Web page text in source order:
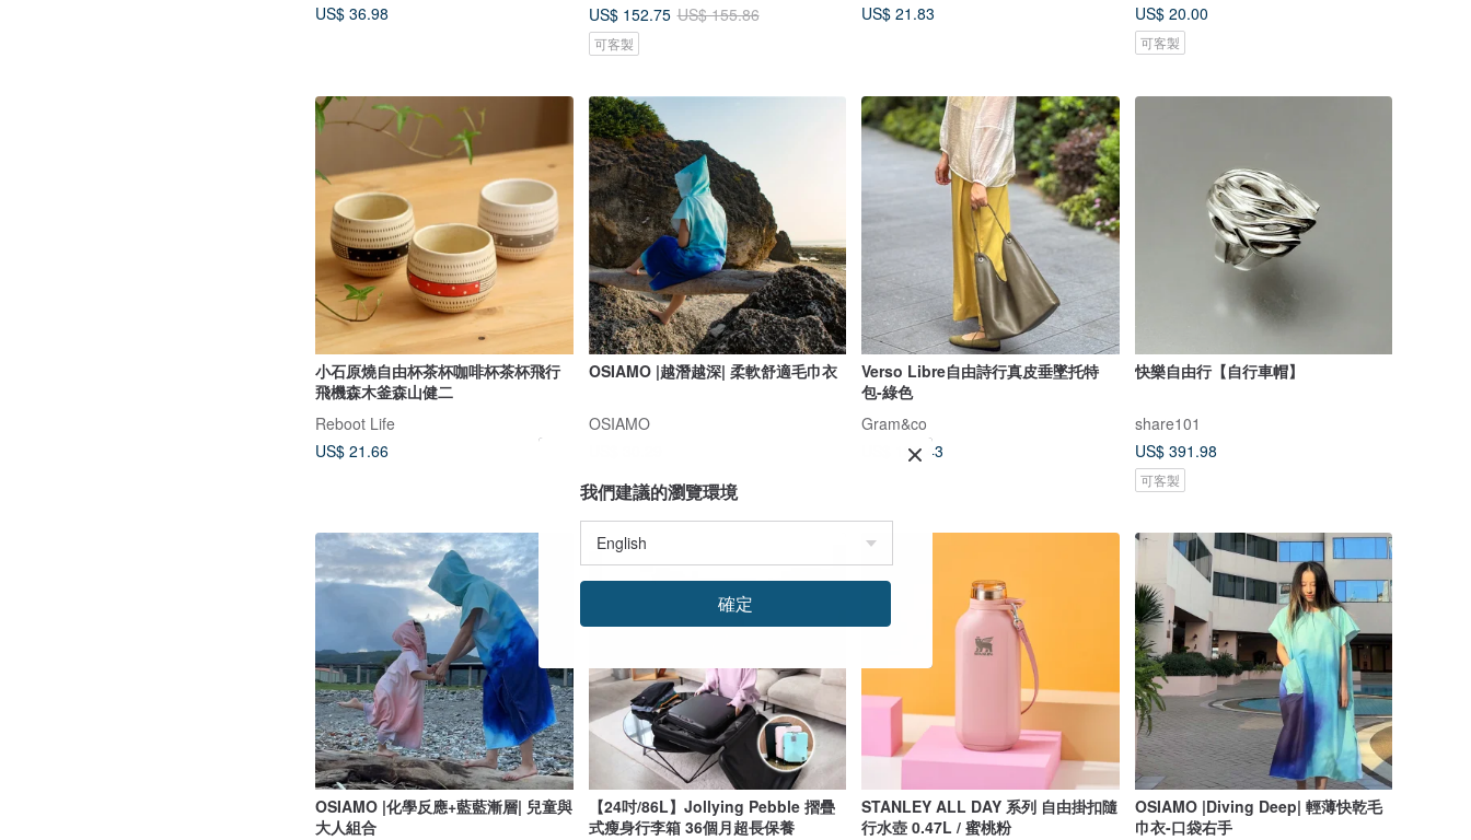
US$ 36.98
US$ 152.75 US$ 155.86
可客製
US$ 21.83
US$ 20.00
可客製
小石原燒自由杯茶杯咖啡杯茶杯飛行
飛機森木釜森山健二
Reboot Life
US$ 21.66
OSIAMO |越潛越深| 柔軟舒適毛巾衣
OSIAMO
Verso Libre自由詩行真皮垂墜托特
包-綠色
Gram&co
US$ 192.43
快樂自由行【自行車帽】
share101
US$ 391.98
可客製
OSIAMO |化學反應+藍藍漸層| 兒童與
大人組合
【24吋/86L】Jollying Pebble 摺疊
式瘦身行李箱 36個月超長保養
STANLEY ALL DAY 系列 自由掛扣隨
行水壺 0.47L / 蜜桃粉
OSIAMO |Diving Deep| 輕薄快乾毛
巾衣-口袋右手
我們建議的瀏覽環境
確定